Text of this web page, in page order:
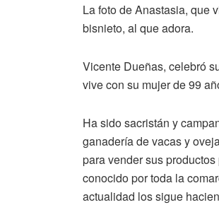
La foto de Anastasia, que
bisnieto, al que adora.
Vicente Dueñas, celebró
vive con su mujer de 99
Ha sido sacristán y
ganadería de vacas y
para vender sus
conocido por toda la
actualidad los sigue